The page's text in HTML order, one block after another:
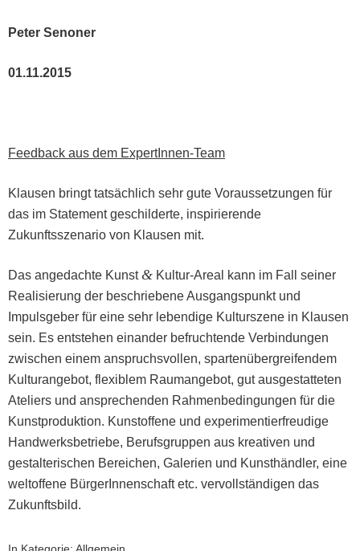
Peter Senon­er
01.11.2015
Feed­back aus dem ExpertInnen-Team
Klausen bringt tat­säch­lich sehr gute Voraus­set­zun­gen für
das im State­ment geschilderte, inspiri­erende
Zukun­ftsszenario von Klausen mit.
Das angedachte Kun­st& Kul­tur-Are­al kann im Fall sein­er
Real­isierung der beschriebene Aus­gangspunkt und
Impuls­ge­ber für eine sehr lebendi­ge Kul­turszene in Klausen
sein. Es entste­hen einan­der befruch­t­ende Verbindun­gen
zwis­chen einem anspruchsvollen, spartenüber­greifen­d­em
Kul­tur­ange­bot, flex­i­blem Rau­mange­bot, gut aus­ges­tat­teten
Ate­liers und ansprechen­den Rah­menbe­din­gun­gen für die
Kun­st­pro­duk­tion. Kun­stof­fene und exper­i­men­tier­freudi­ge
Handw­erks­be­triebe, Beruf­s­grup­pen aus kreativ­en und
gestal­ter­ischen Bere­ichen, Gale­rien und Kun­sthändler, eine
weltof­fene Bürg­erIn­nen­schaft etc. ver­voll­ständi­gen das
Zukunftsbild.